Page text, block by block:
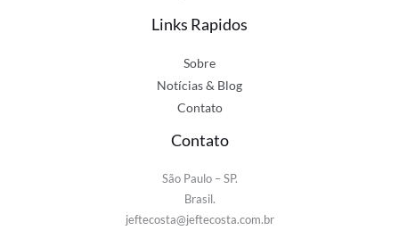
Links Rapidos
Sobre
Notícias & Blog
Contato
Contato
São Paulo – SP.
Brasil.
jeftecosta@jeftecosta.com.br